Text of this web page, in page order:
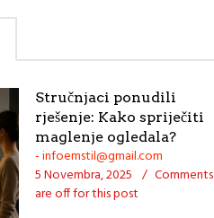
Stručnjaci ponudili
rješenje: Kako spriječiti
maglenje ogledala?
- infoemstil@gmail.com
5 Novembra, 2025 / Comments
are off for this post